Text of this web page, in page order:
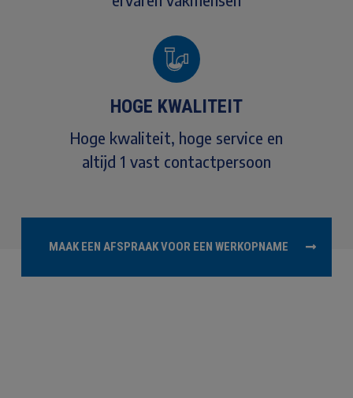
HOGE KWALITEIT
Hoge kwaliteit, hoge service en
altijd 1 vast contactpersoon
MAAK EEN AFSPRAAK VOOR EEN WERKOPNAME